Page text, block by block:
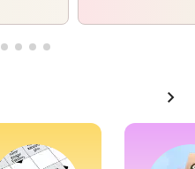
chevron_right